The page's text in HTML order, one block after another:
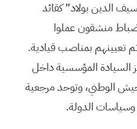
الدين بولاد” كقائد
وضباط منشقون عملوا
تعيينهم بمناصب قيادية.
السيادة المؤسسية داخل
الوطني، وتوحد مرجعية
وسياسات الدولة.